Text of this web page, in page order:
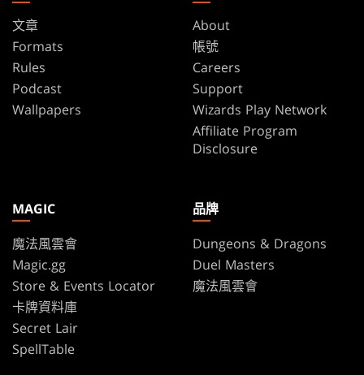
文章
Formats
Rules
Podcast
Wallpapers
About
帳號
Careers
Support
Wizards Play Network
Affiliate Program
Disclosure
MAGIC
魔法風雲會
Magic.gg
Store & Events Locator
卡牌資料庫
Secret Lair
SpellTable
品牌
Dungeons & Dragons
Duel Masters
魔法風雲會